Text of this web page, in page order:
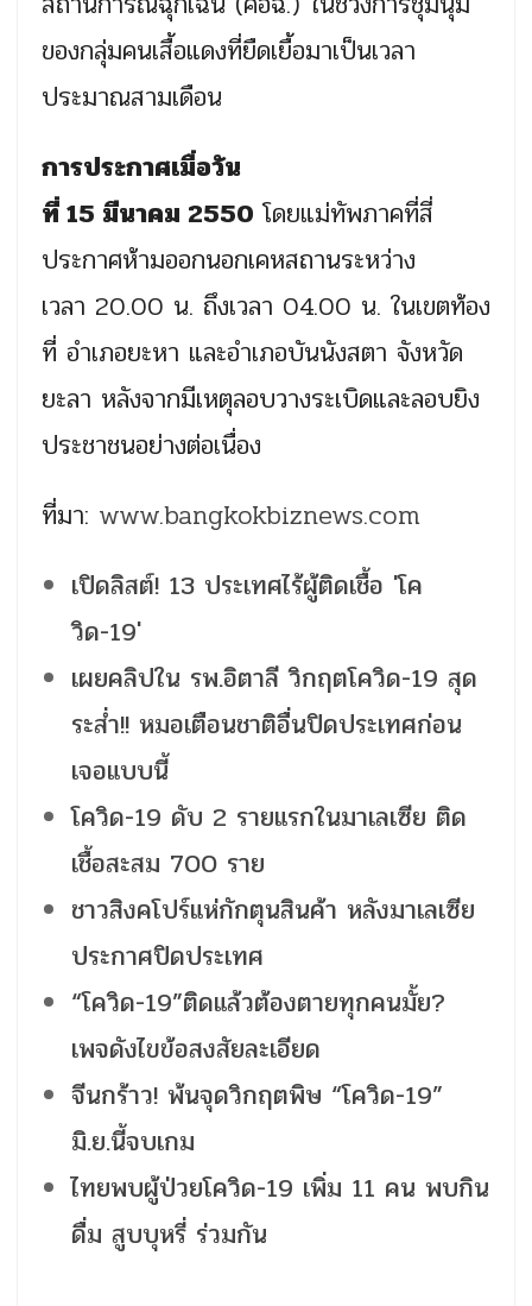
ของกลุ่มคนเสื้อแดงที่ยืดเยื้อมาเป็นเวลา
ประมาณสามเดือน
การประกาศเมื่อวัน
ที่15 มีนาคม 2550 โดยแม่ทัพภาคที่สี่
ประกาศห้ามออกนอกเคหสถานระหว่าง
เวลา 20.00 น. ถึงเวลา 04.00 น. ในเขตท้อง
ที่ อำเภอยะหา และอำเภอบันนังสตา จังหวัด
ยะลา หลังจากมีเหตุลอบวางระเบิดและลอบยิง
ประชาชนอย่างต่อเนื่อง
ที่มา: www.bangkokbiznews.com
เปิดลิสต์! 13 ประเทศไร้ผู้ติดเชื้อ 'โค
วิด-19'
เผยคลิปใน รพ.อิตาลี วิกฤตโควิด-19 สุด
ระส่ำ!! หมอเตือนชาติอื่นปิดประเทศก่อน
เจอแบบนี้
โควิด-19 ดับ 2 รายแรกในมาเลเซีย ติด
เชื้อสะสม 700 ราย
ชาวสิงคโปร์แห่กักตุนสินค้า หลังมาเลเซีย
ประกาศปิดประเทศ
“โควิด-19”ติดแล้วต้องตายทุกคนมั้ย?
เพจดังไขข้อสงสัยละเอียด
จีนกร้าว! พ้นจุดวิกฤตพิษ “โควิด-19”
มิ.ย.นี้จบเกม
ไทยพบผู้ป่วยโควิด-19 เพิ่ม 11 คน พบกิน
ดื่ม สูบบุหรี่ ร่วมกัน